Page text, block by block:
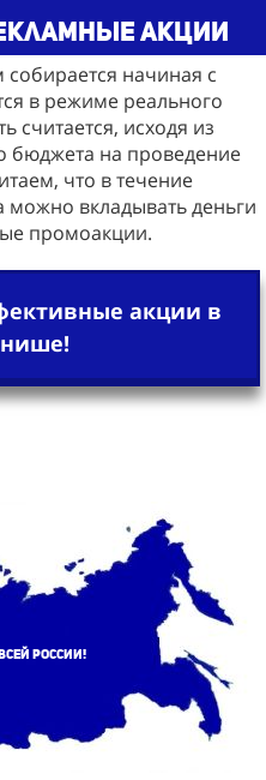
акции
начиная с
в режиме реального
считается, исходя из
бюджета на проведение
что в течение
вкладывать деньги
промоакции.
акции в
России!